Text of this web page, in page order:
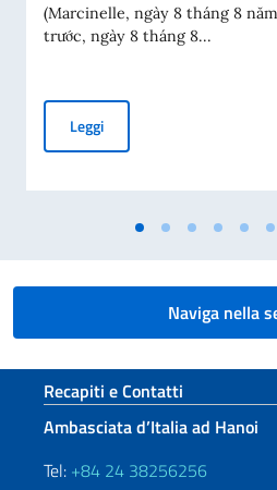
(Marcinelle, ngày 8 tháng 8
trước, ngày 8 tháng 8...
LeggiThông điệp của Phó Thủ
Naviga nella
Sezione footer
Recapiti e Contatti
Ambasciata d’Italia ad Hanoi
Tel: +84 24 38256256